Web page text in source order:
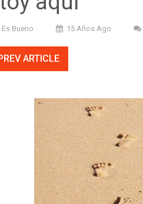
Bueno 15 Años Ago
ARTICLE